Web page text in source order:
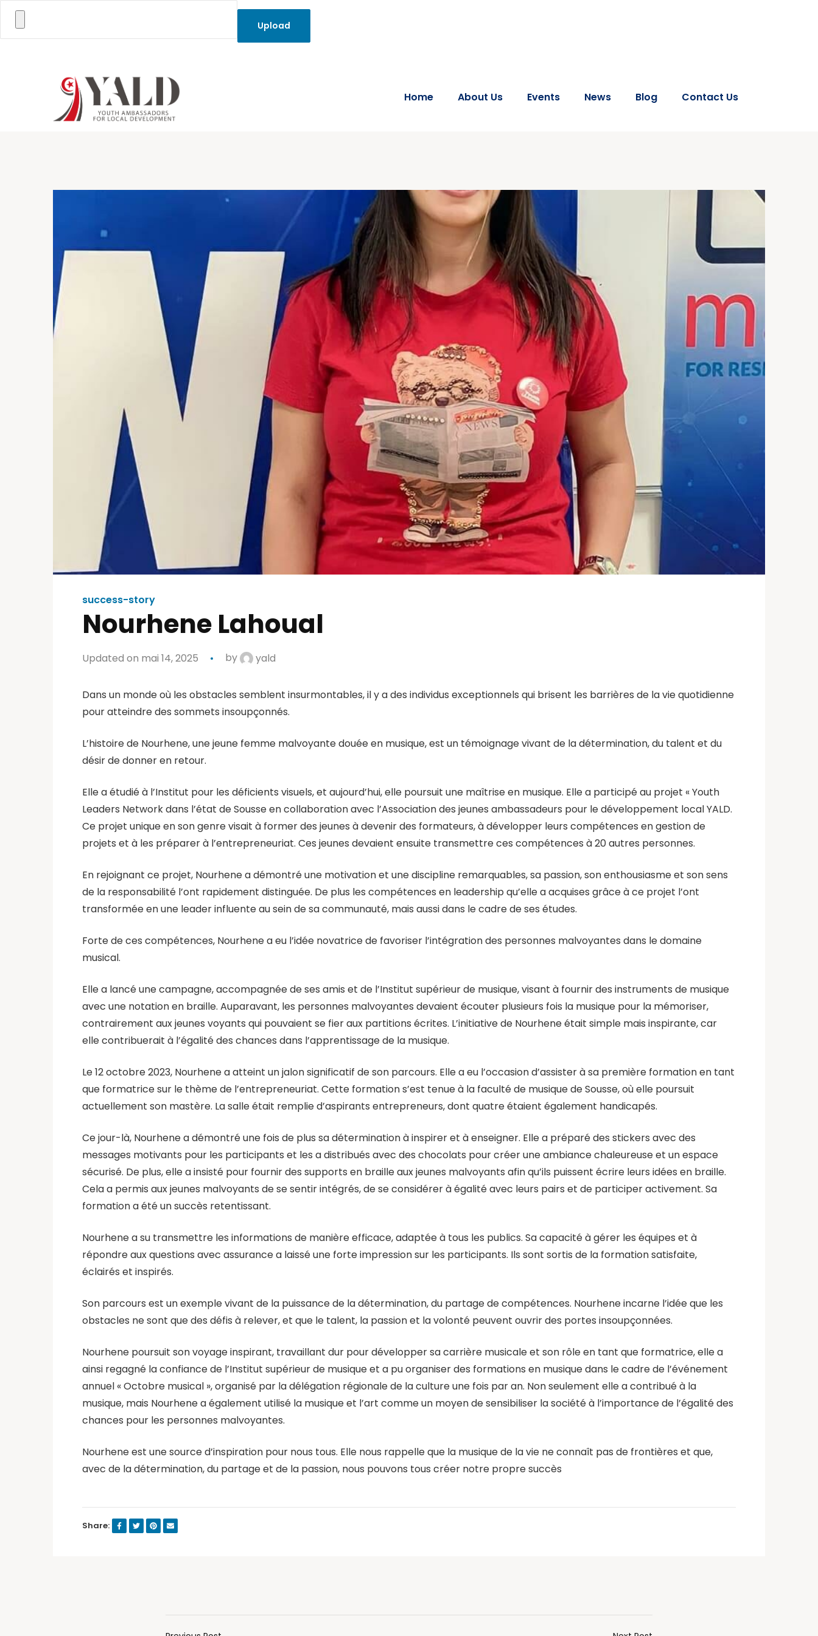
Home About Us Events News Blog Contact Us
success-story
Nourhene Lahoual
Updated on mai 14, 2025 by yald
Dans un monde où les obstacles semblent insurmontables, il y a des individus exceptionnels qui brisent les barrières de la vie quotidienne
pour atteindre des sommets insoupçonnés.
L’histoire de Nourhene, une jeune femme malvoyante douée en musique, est un témoignage vivant de la détermination, du talent et du
désir de donner en retour.
Elle a étudié à l’Institut pour les déficients visuels, et aujourd’hui, elle poursuit une maîtrise en musique. Elle a participé au projet « Youth
Leaders Network dans l’état de Sousse en collaboration avec l’Association des jeunes ambassadeurs pour le développement local YALD.
Ce projet unique en son genre visait à former des jeunes à devenir des formateurs, à développer leurs compétences en gestion de
projets et à les préparer à l’entrepreneuriat. Ces jeunes devaient ensuite transmettre ces compétences à 20 autres personnes.
En rejoignant ce projet, Nourhene a démontré une motivation et une discipline remarquables, sa passion, son enthousiasme et son sens
de la responsabilité l’ont rapidement distinguée. De plus les compétences en leadership qu’elle a acquises grâce à ce projet l’ont
transformée en une leader influente au sein de sa communauté, mais aussi dans le cadre de ses études.
Forte de ces compétences, Nourhene a eu l’idée novatrice de favoriser l’intégration des personnes malvoyantes dans le domaine
musical.
Elle a lancé une campagne, accompagnée de ses amis et de l’Institut supérieur de musique, visant à fournir des instruments de musique
avec une notation en braille. Auparavant, les personnes malvoyantes devaient écouter plusieurs fois la musique pour la mémoriser,
contrairement aux jeunes voyants qui pouvaient se fier aux partitions écrites. L’initiative de Nourhene était simple mais inspirante, car
elle contribuerait à l’égalité des chances dans l’apprentissage de la musique.
Le 12 octobre 2023, Nourhene a atteint un jalon significatif de son parcours. Elle a eu l’occasion d’assister à sa première formation en tant
que formatrice sur le thème de l’entrepreneuriat. Cette formation s’est tenue à la faculté de musique de Sousse, où elle poursuit
actuellement son mastère. La salle était remplie d’aspirants entrepreneurs, dont quatre étaient également handicapés.
Ce jour-là, Nourhene a démontré une fois de plus sa détermination à inspirer et à enseigner. Elle a préparé des stickers avec des
messages motivants pour les participants et les a distribués avec des chocolats pour créer une ambiance chaleureuse et un espace
sécurisé. De plus, elle a insisté pour fournir des supports en braille aux jeunes malvoyants afin qu’ils puissent écrire leurs idées en braille.
Cela a permis aux jeunes malvoyants de se sentir intégrés, de se considérer à égalité avec leurs pairs et de participer activement. Sa
formation a été un succès retentissant.
Nourhene a su transmettre les informations de manière efficace, adaptée à tous les publics. Sa capacité à gérer les équipes et à
répondre aux questions avec assurance a laissé une forte impression sur les participants. Ils sont sortis de la formation satisfaite,
éclairés et inspirés.
Son parcours est un exemple vivant de la puissance de la détermination, du partage de compétences. Nourhene incarne l’idée que les
obstacles ne sont que des défis à relever, et que le talent, la passion et la volonté peuvent ouvrir des portes insoupçonnées.
Nourhene poursuit son voyage inspirant, travaillant dur pour développer sa carrière musicale et son rôle en tant que formatrice, elle a
ainsi regagné la confiance de l’Institut supérieur de musique et a pu organiser des formations en musique dans le cadre de l’événement
annuel « Octobre musical », organisé par la délégation régionale de la culture une fois par an. Non seulement elle a contribué à la
musique, mais Nourhene a également utilisé la musique et l’art comme un moyen de sensibiliser la société à l’importance de l’égalité des
chances pour les personnes malvoyantes.
Nourhene est une source d’inspiration pour nous tous. Elle nous rappelle que la musique de la vie ne connaît pas de frontières et que,
avec de la détermination, du partage et de la passion, nous pouvons tous créer notre propre succès
Share: